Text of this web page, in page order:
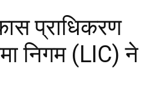
प्राधिकरण
निगम (LIC) ने